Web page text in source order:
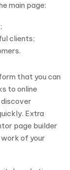
main page:
clients;
that you can
to online
Extra
page builder
of your